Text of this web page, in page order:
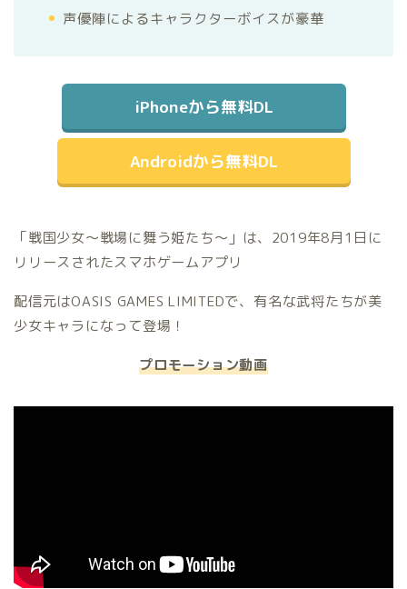
声優陣によるキャラクターボイスが豪華
iPhoneから無料DL
Androidから無料DL
「戦国少女～戦場に舞う姫たち～」は、2019年8月1日に
リリースされたスマホゲームアプリ
配信元はOASIS GAMES LIMITEDで、有名な武将たちが美
少女キャラになって登場！
プロモーション動画